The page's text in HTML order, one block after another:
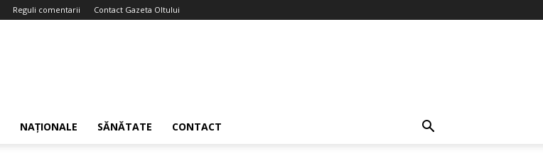
Reguli comentarii Contact Gazeta Oltului
NAȚIONALE SĂNĂTATE CONTACT